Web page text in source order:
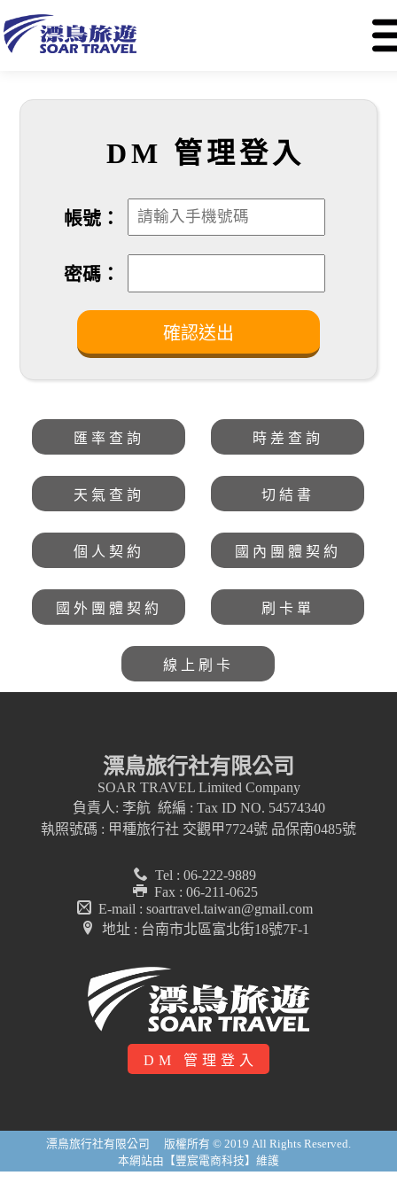
DM 管理登入
帳號：
密碼：
匯率查詢 時差查詢
天氣查詢 切結書
個人契約 國內團體契約
國外團體契約 刷卡單
線上刷卡
漂鳥旅行社有限公司
SOAR TRAVEL Limited Company
負責人: 李航 統編 : Tax ID NO. 54574340
執照號碼 : 甲種旅行社 交觀甲7724號 品保南0485號
Tel : 06-222-9889
Fax : 06-211-0625
E-mail : soartravel.taiwan@gmail.com
地址 : 台南市北區富北街18號7F-1
DM 管理登入
漂鳥旅行社有限公司 版權所有 © 2019 All Rights Reserved.
本網站由【豐宸電商科技】維護